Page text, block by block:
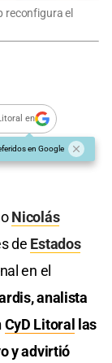
reconfigura el
en
en Google
Nicolás
de Estados
en el
analista
CyD Litoral las
y advirtió